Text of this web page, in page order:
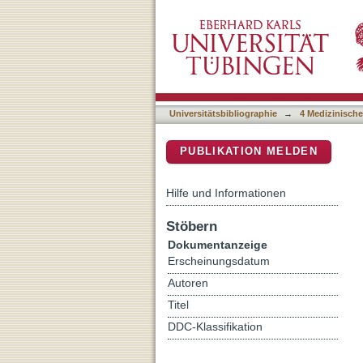
A high-throughput
Universitätsbibliographie → 4
PUBLIKATION MELDEN
Hilfe und Informationen
Stöbern
Dokumentanzeige
Erscheinungsdatum
Autoren
Titel
DDC-Klassifikation